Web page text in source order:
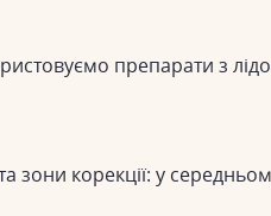
препарати з
зони корекції: у